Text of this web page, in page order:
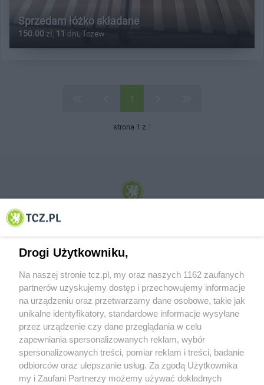
Sprzedam łóżko składane
150.00 zł, 11 dni, Tczew
1
strona 1 z 1
© 2001-2026 Tczew - TCZ.PL Sp. z o.o. Internetowy Serwis Informacyjny Miasta
O FIRMIE POLITYKA PRYWATNOŚCI HOSTING
REKLAMA WSPÓŁPRACA RSS FACEBOOK KONTAKT
Drogi Użytkowniku,
Na naszej stronie tcz.pl, my oraz naszych 1162 zaufanych
partnerów uzyskujemy dostęp i przechowujemy informacje
na urządzeniu oraz przetwarzamy dane osobowe, takie jak
unikalne identyfikatory, standardowe informacje wysyłane
przez urządzenie czy dane przeglądania w celu
zapewniania spersonalizowanych reklam, wybór
spersonalizowanych treści, pomiar reklam i treści, badanie
odbiorców oraz ulepszanie usług. Za zgodą Użytkownika
my i Zaufani Partnerzy możemy używać dokładnych